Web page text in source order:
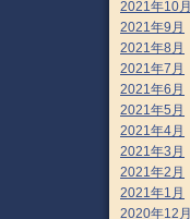
2021年10月
2021年9月
2021年8月
2021年7月
2021年6月
2021年5月
2021年4月
2021年3月
2021年2月
2021年1月
2020年12月